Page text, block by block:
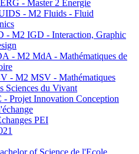
- Master 2 Énergie
- M2 Fluids - Fluid
- M2 IGD - Interaction, Graphic
- M2 MdA - Mathématiques de
- M2 MSV - Mathématiques
Sciences du Vivant
- Projet Innovation Conception
PEI
of Science de l'Ecole